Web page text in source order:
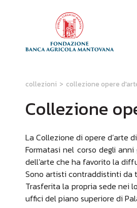
collezioni > collezione opere
Collezione
La Collezione di opere d’arte
Formatasi nel corso degli
dell'arte che ha favorito la
Sono artisti contraddistinti da
Trasferita la propria sede nei
uffici del piano superiore di